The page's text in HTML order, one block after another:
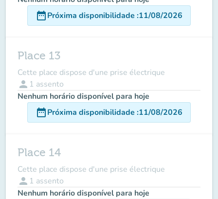
date_rangePróxima disponibilidade :11/08/2026
Place 13
Cette place dispose d'une prise électrique
person 1 assento
Nenhum horário disponível para hoje
date_rangePróxima disponibilidade :11/08/2026
Place 14
Cette place dispose d'une prise électrique
person 1 assento
Nenhum horário disponível para hoje